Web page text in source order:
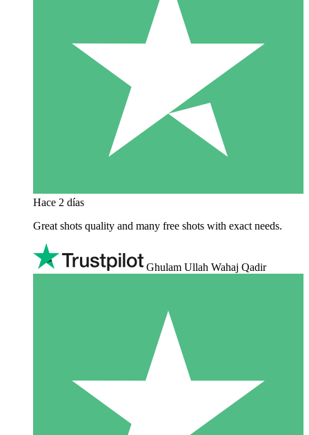
Hace 2 días
Great shots quality and many free shots with exact needs.
Ghulam Ullah Wahaj Qadir